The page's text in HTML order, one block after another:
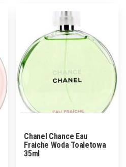
Chanel Chance Eau
Fraiche Woda Toaletowa
35ml